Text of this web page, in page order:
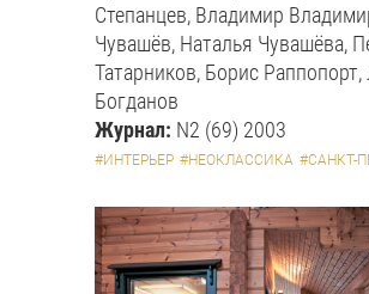
Степанцев, Владимир
Чувашёв, Наталья Чувашёва,
Татарников, Борис
Богданов
Журнал: N2 (69) 2003
#ИНТЕРЬЕР #НЕОКЛАССИКА #САНКТ-